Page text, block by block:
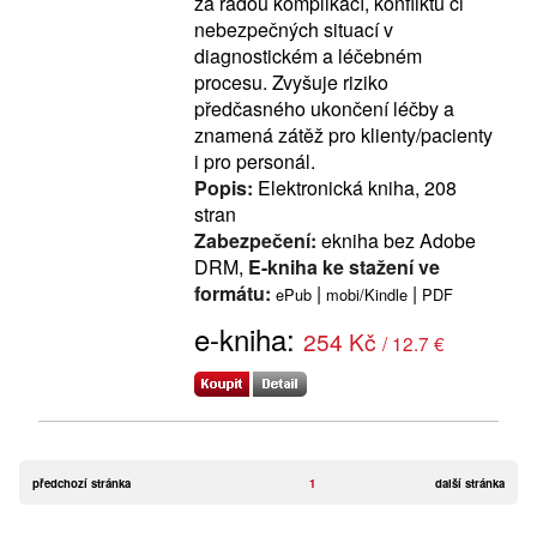
nebezpečných situací v
diagnostickém a léčebném
procesu. Zvyšuje riziko
předčasného ukončení léčby a
znamená zátěž pro klienty/pacienty
i pro personál.
Popis: Elektronická kniha, 208
stran
Zabezpečení: ekniha bez Adobe
DRM, E-kniha ke stažení ve
formátu: ePub | mobi/Kindle | PDF
e-kniha: 254 Kč / 12.7 €
další stránka
předchozí stránka 1